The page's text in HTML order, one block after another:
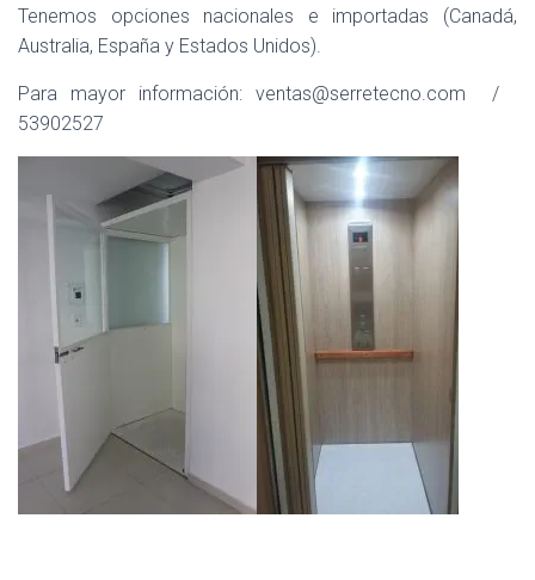
Tenemos opciones nacionales e importadas (Canadá,
Australia, España y Estados Unidos).
Para mayor información: ventas@serretecno.com /
53902527